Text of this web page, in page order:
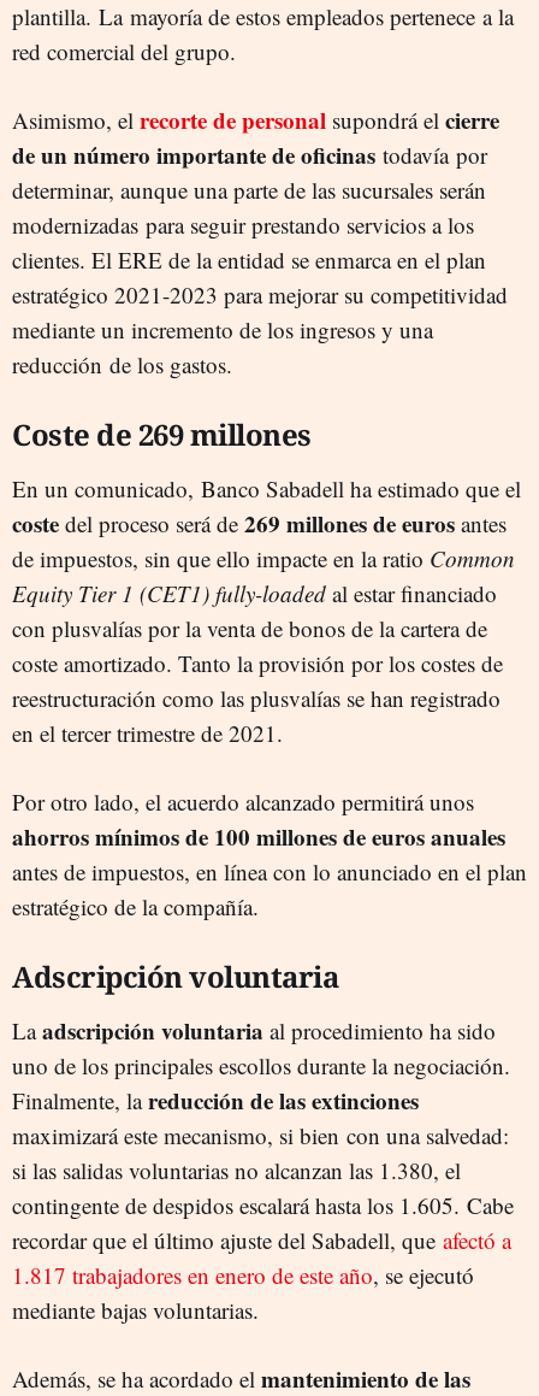
plantilla. La mayoría de estos empleados pertenece a la
red comercial del grupo.
Asimismo, el recorte de personal supondrá el cierre
de un número importante de oficinas todavía por
determinar, aunque una parte de las sucursales serán
modernizadas para seguir prestando servicios a los
clientes. El ERE de la entidad se enmarca en el plan
estratégico 2021-2023 para mejorar su competitividad
mediante un incremento de los ingresos y una
reducción de los gastos.
Coste de 269 millones
En un comunicado, Banco Sabadell ha estimado que el
coste del proceso será de 269 millones de euros antes
de impuestos, sin que ello impacte en la ratio Common
Equity Tier 1 (CET1) fully-loaded al estar financiado
con plusvalías por la venta de bonos de la cartera de
coste amortizado. Tanto la provisión por los costes de
reestructuración como las plusvalías se han registrado
en el tercer trimestre de 2021.
Por otro lado, el acuerdo alcanzado permitirá unos
ahorros mínimos de 100 millones de euros anuales
antes de impuestos, en línea con lo anunciado en el plan
estratégico de la compañía.
Adscripción voluntaria
Laadscripciónvoluntaria al procedimiento ha sido
uno de los principales escollos durante la negociación.
Finalmente, lareducción de las extinciones
maximizará este mecanismo, si bien con una salvedad:
si las salidas voluntarias no alcanzan las 1.380, el
contingente de despidos escalará hasta los 1.605. Cabe
recordar que el último ajuste del Sabadell, que afectó a
1.817 trabajadores en enero de este año, se ejecutó
mediante bajas voluntarias.
Además, se ha acordado el mantenimiento de las